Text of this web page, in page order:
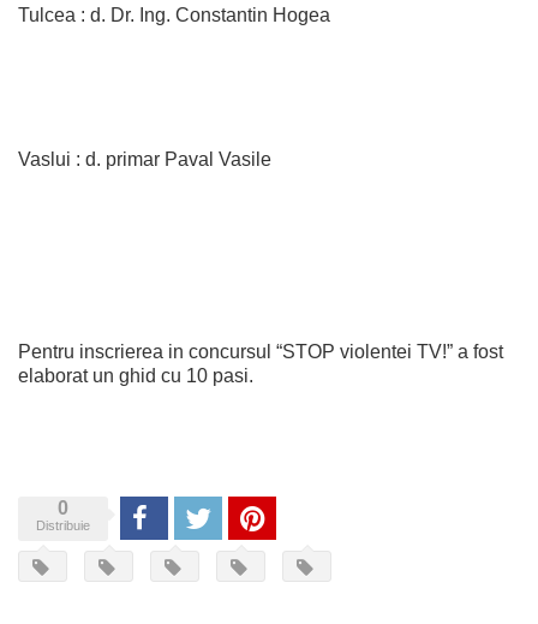
Tulcea : d. Dr. Ing. Constantin Hogea
Vaslui : d. primar Paval Vasile
Pentru inscrierea in concursul “STOP violentei TV!” a fost
elaborat un ghid cu 10 pasi.
0
Distribuie Share Tweet Pinterest